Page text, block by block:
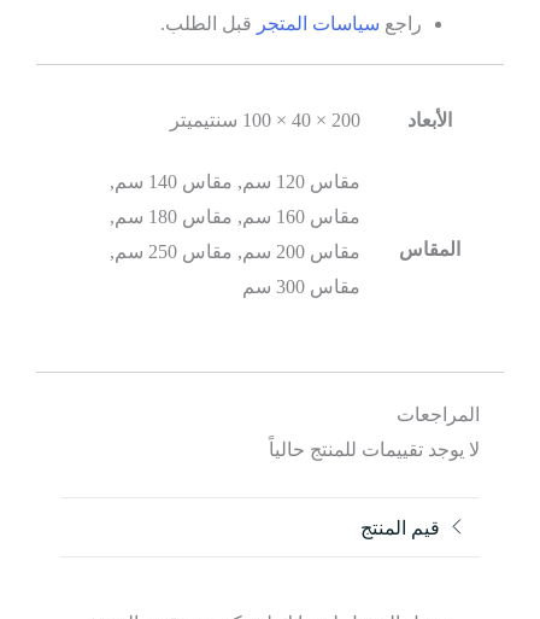
راجع سياسات المتجر قبل الطلب.
الأبعاد 200 × 40 × 100 سنتيميتر
المقاس
مقاس 120 سم, مقاس 140 سم,
مقاس 160 سم, مقاس 180 سم,
مقاس 200 سم, مقاس 250 سم,
مقاس 300 سم
المراجعات
لا يوجد تقييمات للمنتج حالياً
قيم المنتج